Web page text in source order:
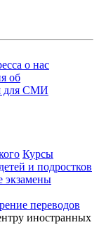
о нас
об
для СМИ
Курсы
и подростков
экзамены
переводов
иностранных